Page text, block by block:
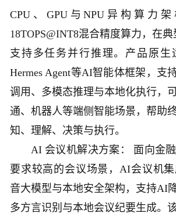
CPU、GPU与NPU异构算力
18TOPS@INT8混合精度算力，在典
支持多任务并行推理。产品原生
Hermes Agent等AI智能体框架，支
调用、多模态推理与本地化执行，
通、机器人等端侧智能场景，帮助
知、理解、决策与执行。
AI 会议机解决方案： 面向金融
要求较高的会议场景，AI会议机
音大模型与本地安全架构，支持AI
多方言识别与本地会议纪要生成。